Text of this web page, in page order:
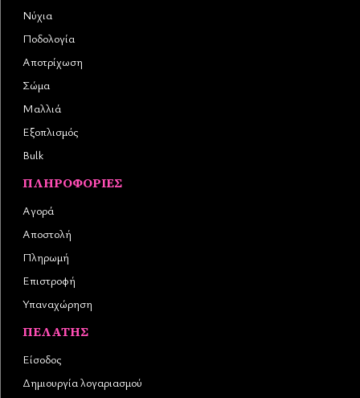
Νύχια
Ποδολογία
Αποτρίχωση
Σώμα
Μαλλιά
Εξοπλισμός
Bulk
ΠΛΗΡΟΦΟΡΊΕΣ
Αγορά
Αποστολή
Πληρωμή
Επιστροφή
Υπαναχώρηση
ΠΕΛΆΤΗΣ
Είσοδος
Δημιουργία λογαριασμού